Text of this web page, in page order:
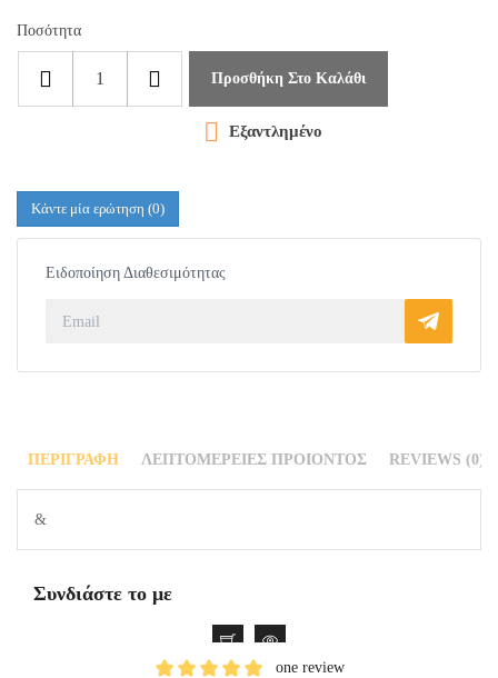
Ποσότητα
Προσθήκη Στο Καλάθι
 Εξαντλημένο
Κάντε μία ερώτηση (0)
Ειδοποίηση Διαθεσιμότητας
ΠΕΡΙΓΡΑΦΉ ΛΕΠΤΟΜΈΡΕΙΕΣ ΠΡΟΙΌΝΤΟΣ REVIEWS (0)
&
Συνδιάστε το με
one review